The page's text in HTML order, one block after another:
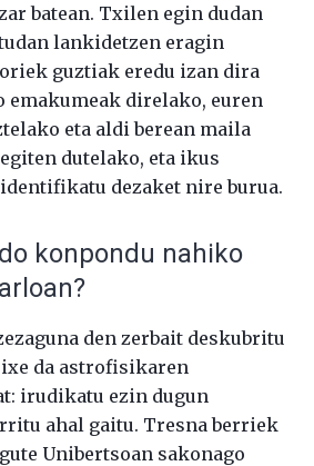
batean. Txilen egin dudan
lankidetzen eragin
guztiak eredu izan dira
emakumeak direlako, euren
eta aldi berean maila
dutelako, eta ikus
dezaket nire burua.
konpondu nahiko
den zerbait deskubritu
da astrofisikaren
irudikatu ezin dugun
ahal gaitu. Tresna berriek
Unibertsoan sakonago